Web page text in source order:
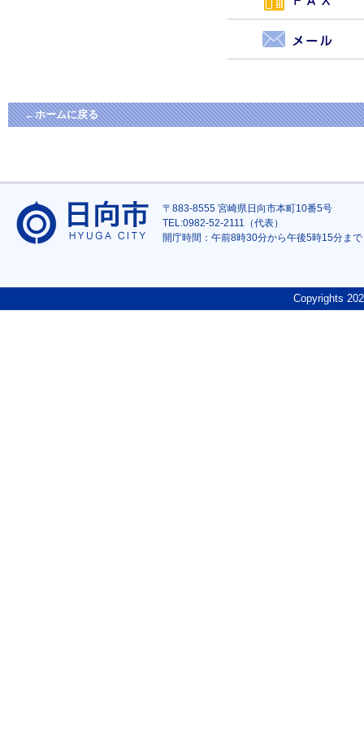
←ホームに戻る
〒883-8555 宮崎県日向市本町10番5号
TEL:0982-52-2111（代表）
開庁時間：午前8時30分から午後5時15分まで
Copyrights